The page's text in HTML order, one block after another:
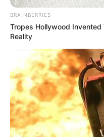
BRAINBERRIES
Tropes Hollywood Invented
Reality